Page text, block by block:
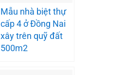
Mẫu nhà biệt thự
cấp 4 ở Đồng Nai
xây trên quỹ đất
500m2